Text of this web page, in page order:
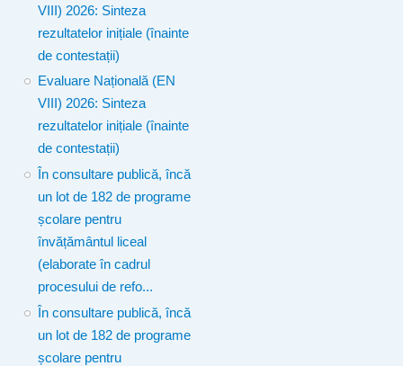
VIII) 2026: Sinteza
rezultatelor inițiale (înainte
de contestații)
Evaluare Națională (EN
VIII) 2026: Sinteza
rezultatelor inițiale (înainte
de contestații)
În consultare publică, încă
un lot de 182 de programe
școlare pentru
învățământul liceal
(elaborate în cadrul
procesului de refo...
În consultare publică, încă
un lot de 182 de programe
școlare pentru